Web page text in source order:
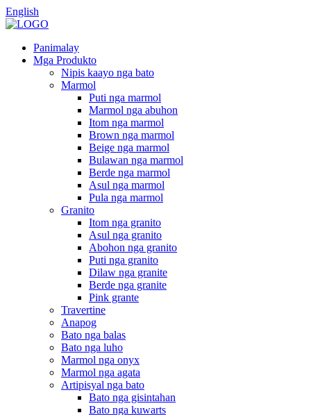
English
Panimalay
Mga Produkto
Nipis kaayo nga bato
Marmol
Puti nga marmol
Marmol nga abuhon
Itom nga marmol
Brown nga marmol
Beige nga marmol
Bulawan nga marmol
Berde nga marmol
Asul nga marmol
Pula nga marmol
Granito
Itom nga granito
Asul nga granito
Abohon nga granito
Puti nga granito
Dilaw nga granite
Berde nga granite
Pink grante
Travertine
Anapog
Bato nga balas
Bato nga luho
Marmol nga onyx
Marmol nga agata
Artipisyal nga bato
Bato nga gisintahan
Bato nga kuwarts